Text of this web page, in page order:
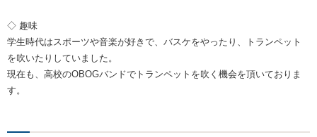
◇ 趣味
学生時代はスポーツや音楽が好きで、バスケをやったり、トランペット
を吹いたりしていました。
現在も、高校のOBOGバンドでトランペットを吹く機会を頂いておりま
す。